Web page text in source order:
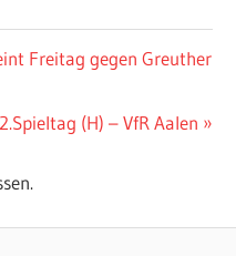
Freitag gegen Greuther
(H) – VfR Aalen